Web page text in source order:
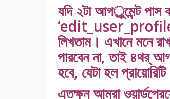
যদি ২টা আগর্ুমেন্ট
লিখতাম। এখানে মনে
পারবেন না, তাই ৪থর্
হবে, যেটা হল
এতক্ষন আমরা